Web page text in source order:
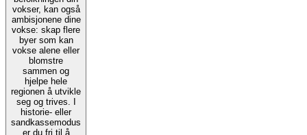
vokser, kan også
ambisjonene dine
vokse: skap flere
byer som kan
vokse alene eller
blomstre
sammen og
hjelpe hele
regionen å utvikle
seg og trives. I
historie- eller
sandkassemodus
er du fri til å